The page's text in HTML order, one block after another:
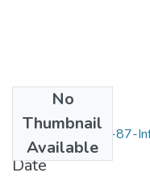
No
Thumbnail
Available
6218-09-002-87-
Date